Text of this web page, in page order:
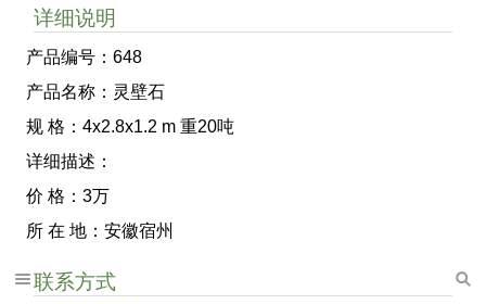
详细说明
产品编号：648
产品名称：灵壁石
规 格：4x2.8x1.2 m 重20吨
详细描述：
价 格：3万
所 在 地：安徽宿州
联系方式